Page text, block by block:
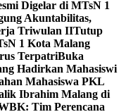
Digelar di MTsN 1
Akuntabilitas,
Triwulan IITutup
1 Kota Malang
TerpatriBuka
Hadirkan Mahasiswi
Mahasiswa PKL
Ibrahim Malang di
Tim Perencana